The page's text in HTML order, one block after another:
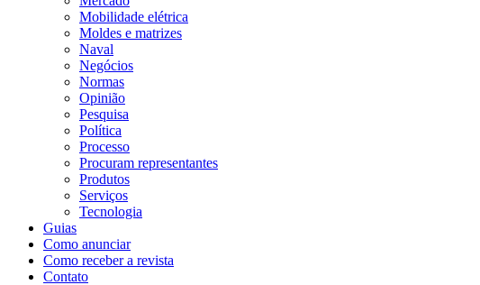
Mobilidade elétrica
Moldes e matrizes
Naval
Negócios
Normas
Opinião
Pesquisa
Política
Processo
Procuram representantes
Produtos
Serviços
Tecnologia
Guias
Como anunciar
Como receber a revista
Contato